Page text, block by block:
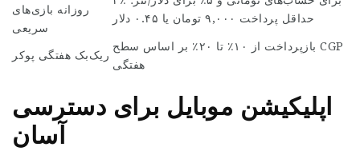
روزانه بازی‌های
سریعی
حداقل پرداخت ۹,۰۰۰ تومان یا ۰.۴۵ دلار
ریک‌بک هفتگی پوکر
بازپرداخت از ۱۰٪ تا ۲۰٪ بر اساس سطح CGP
هفتگی
اپلیکیشن موبایل برای دسترسی
آسان